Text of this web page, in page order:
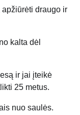
draugo ir
kalta dėl
ir jai įteikė
25 metus.